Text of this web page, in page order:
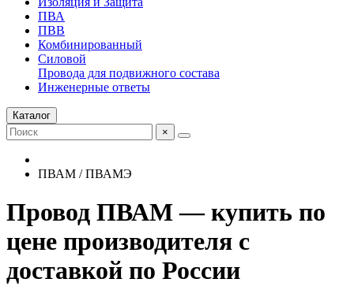
ПВА
ПВВ
Комбинированный
Силовой
Провода для подвижного состава
Инженерные ответы
Каталог
×
ПВАМ / ПВАМЭ
Провод ПВАМ — купить по
цене производителя с
доставкой по России